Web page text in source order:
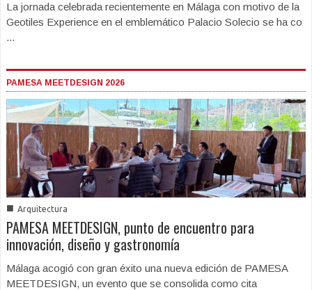
La jornada celebrada recientemente en Málaga con motivo de la
Geotiles Experience en el emblemático Palacio Solecio se ha co
...
PAMESA MEETDESIGN 2026
■ Arquitectura
PAMESA MEETDESIGN, punto de encuentro para
innovación, diseño y gastronomía
Málaga acogió con gran éxito una nueva edición de PAMESA
MEETDESIGN, un evento que se consolida como cita